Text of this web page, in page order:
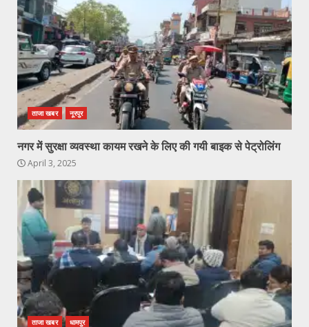
ताजा खबर नूरपुर
नगर में सुरक्षा व्यवस्था कायम रखने के लिए की गयी बाइक से पेट्रोलिंग
April 3, 2025
ताजा खबर धामपुर